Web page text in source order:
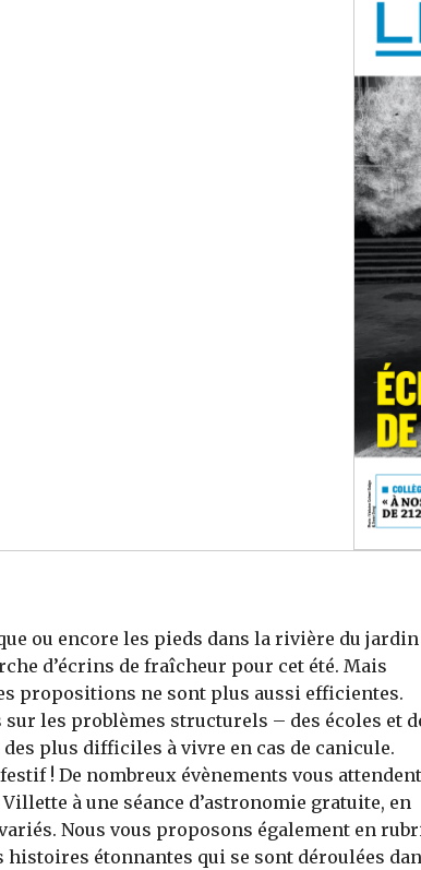
ou encore les pieds dans la rivière du jardin
d’écrins de fraîcheur pour cet été. Mais
propositions ne sont plus aussi efficientes.
les problèmes structurels – des écoles et
plus difficiles à vivre en cas de canicule.
! De nombreux évènements vous
à une séance d’astronomie gratuite, en
Nous vous proposons également en
étonnantes qui se sont déroulées